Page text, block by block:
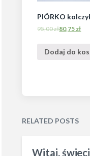
PIÓRKO
95,00zł80,75 zł
Dodaj do
RELATED POSTS
Witaj,